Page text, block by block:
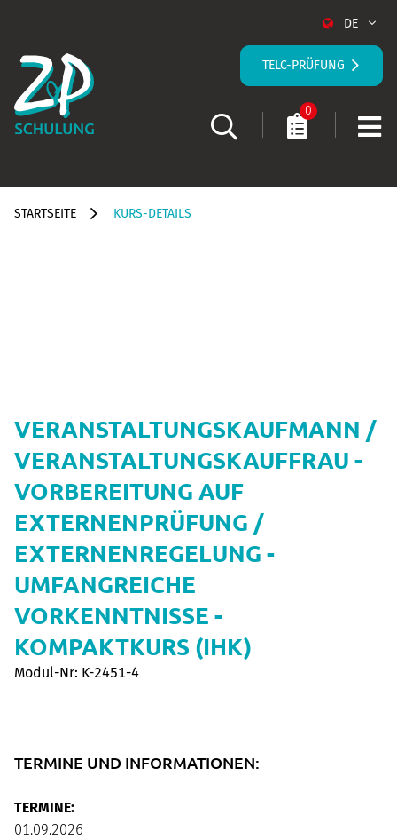
DE
TELC-PRÜFUNG
0
STARTSEITE KURS-DETAILS
VERANSTALTUNGSKAUFMANN /
VERANSTALTUNGSKAUFFRAU -
VORBEREITUNG AUF
EXTERNENPRÜFUNG /
EXTERNENREGELUNG -
UMFANGREICHE
VORKENNTNISSE -
KOMPAKTKURS (IHK)
Modul-Nr: K-2451-4
TERMINE UND INFORMATIONEN:
TERMINE:
01.09.2026